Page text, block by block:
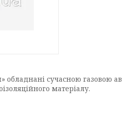
обладнані сучасною
матеріалу.